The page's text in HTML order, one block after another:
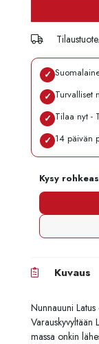
✓
✓ Turvalliset
✓ Tilaa nyt -
✓ 14 päivän
Kysy
Kuvaus
Nunnauuni
Varauskyvyltään
massa onkin